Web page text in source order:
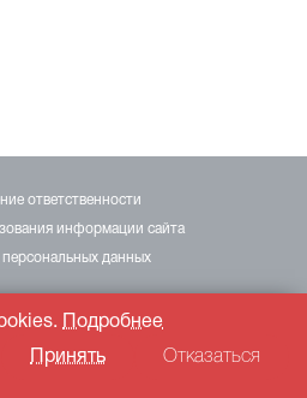
ответственности
информации сайта
данных
Подробнее
Принять Отказаться